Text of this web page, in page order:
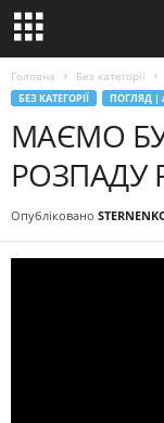
Головна Без категорії
БЕЗ КАТЕГОРІЇ ПОГЛЯД |
МАЄМО
РОЗПАДУ
Опубліковано